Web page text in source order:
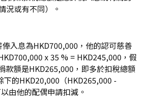
況或有不同）。
入息為HKD700,000，他的認可慈善
x 35 % = HKD245,000，假
款額是HKD265,000，即多於扣稅總額
下的HKD20,000（HKD265,000 -
由他的配偶申請扣減。